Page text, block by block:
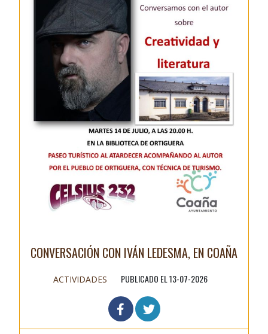
CONVERSACIÓN CON IVÁN LEDESMA, EN COAÑA
ACTIVIDADES PUBLICADO EL 13-07-2026